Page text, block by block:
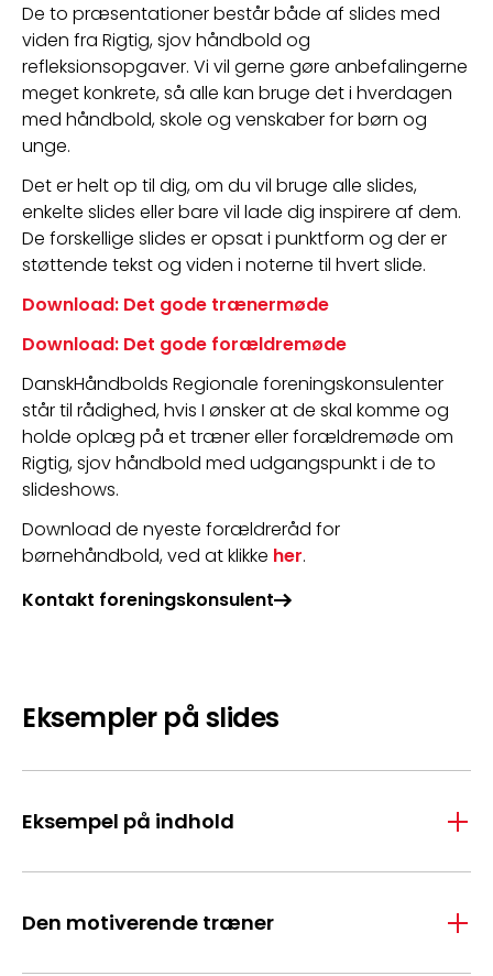
De to præsentationer består både af slides med
viden fra Rigtig, sjov håndbold og
refleksionsopgaver. Vi vil gerne gøre anbefalingerne
meget konkrete, så alle kan bruge det i hverdagen
med håndbold, skole og venskaber for børn og
unge.
Det er helt op til dig, om du vil bruge alle slides,
enkelte slides eller bare vil lade dig inspirere af dem.
De forskellige slides er opsat i punktform og der er
støttende tekst og viden i noterne til hvert slide.
Download: Det gode trænermøde
Download: Det gode forældremøde
DanskHåndbolds Regionale foreningskonsulenter
står til rådighed, hvis I ønsker at de skal komme og
holde oplæg på et træner eller forældremøde om
Rigtig, sjov håndbold med udgangspunkt i de to
slideshows.
Download de nyeste forældreråd for
børnehåndbold, ved at klikke her.
Kontakt foreningskonsulent
Eksempler på slides
Eksempel på indhold
Den motiverende træner